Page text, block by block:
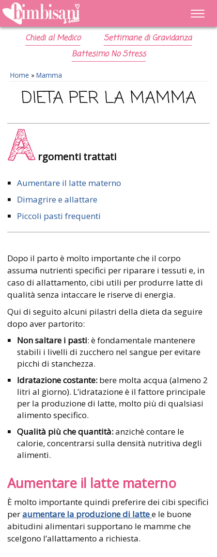
Chiedi al Medico
Settimane di Gravidanza
Battesimo No Stress
Home » Mamma
DIETA PER LA MAMMA
A rgomenti trattati
Aumentare il latte materno
Dimagrire e allattare
Piccoli pasti frequenti
Dopo il parto è molto importante che il corpo
assuma nutrienti specifici per riparare i tessuti e, in
caso di allattamento, cibi utili per produrre latte di
qualità senza intaccare le riserve di energia.
Qui di seguito alcuni pilastri della dieta da seguire
dopo aver partorito:
Non saltare i pasti: è fondamentale mantenere
stabili i livelli di zucchero nel sangue per evitare
picchi di stanchezza.
Idratazione costante: bere molta acqua (almeno 2
litri al giorno). L’idratazione è il fattore principale
per la produzione di latte, molto più di qualsiasi
alimento specifico.
Qualità più che quantità:anzichè contare le
calorie, concentrarsi sulla densità nutritiva degli
alimenti.
Aumentare il latte materno
È molto importante quindi preferire dei cibi specifici
peraumentare la produzione di lattee le buone
abitudini alimentari supportano le mamme che
scelgono l’allattamento a richiesta.